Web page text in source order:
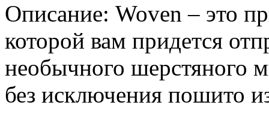
Описание: Woven – это
которой вам придется
необычного шерстяного
без исключения пошито